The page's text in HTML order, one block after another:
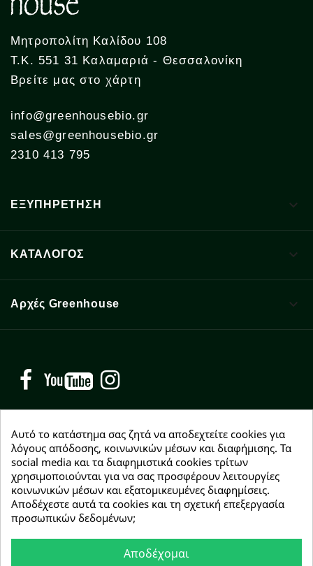
Μητροπολίτη Καλίδου 108
Τ.Κ. 551 31 Καλαμαριά - Θεσσαλονίκη
Βρείτε μας στο χάρτη
info@greenhousebio.gr
sales@greenhousebio.gr
2310 413 795
ΕΞΥΠΗΡΕΤΗΣΗ 
ΚΑΤΑΛΟΓΟΣ 
Αρχές Greenhouse 
Facebook YouTube
NEWSLETTER
Εγγραφείτε δωρεάν και θα είστε οι πρώτοι που θα
λάβετε τα νέα μας γύρω από προσφορές, εκπτώσεις
και νέα προϊόντα.
Αυτό το κατάστημα σας ζητά να αποδεχτείτε cookies για
λόγους απόδοσης, κοινωνικών μέσων και διαφήμισης. Τα
social media και τα διαφημιστικά cookies τρίτων
χρησιμοποιούνται για να σας προσφέρουν λειτουργίες
κοινωνικών μέσων και εξατομικευμένες διαφημίσεις.
Αποδέχεστε αυτά τα cookies και τη σχετική επεξεργασία
προσωπικών δεδομένων;
Αποδέχομαι